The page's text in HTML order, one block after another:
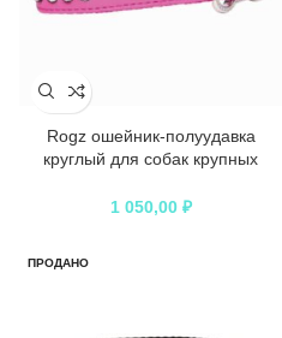
Rogz ошейник-полуудавка
круглый для собак крупных
обхват шеи 400-450 мм, синий
1 050,00 ₽
ПРОДАНО